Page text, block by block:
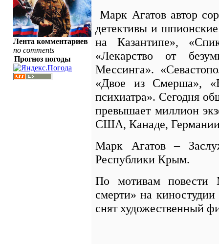
Лента комментариев
no comments
Прогноз погоды
Марк Агатов автор
детективы и
на Казантипе»,
«Лекарство от
Мессинга».
«Двое из Смерша»,
психиатра». Сегодня
превышает миллион
США, Канаде,
Марк Агатов –
Республики Крым.
По мотивам повести
смерти» на
снят художественный